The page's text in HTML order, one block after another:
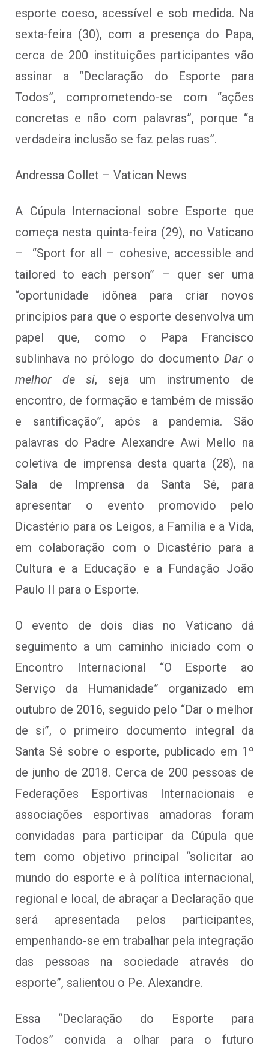
esporte coeso, acessível e sob medida. Na
sexta-feira (30), com a presença do Papa,
cerca de 200 instituições participantes vão
assinar a “Declaração do Esporte para
Todos”, comprometendo-se com “ações
concretas e não com palavras”, porque “a
verdadeira inclusão se faz pelas ruas”.
Andressa Collet – Vatican News
A Cúpula Internacional sobre Esporte que
começa nesta quinta-feira (29), no Vaticano
– “Sport for all – cohesive, accessible and
tailored to each person” – quer ser uma
“oportunidade idônea para criar novos
princípios para que o esporte desenvolva um
papel que, como o Papa Francisco
sublinhava no prólogo do documento Dar o
melhor de si, seja um instrumento de
encontro, de formação e também de missão
e santificação”, após a pandemia. São
palavras do Padre Alexandre Awi Mello na
coletiva de imprensa desta quarta (28), na
Sala de Imprensa da Santa Sé, para
apresentar o evento promovido pelo
Dicastério para os Leigos, a Família e a Vida,
em colaboração com o Dicastério para a
Cultura e a Educação e a Fundação João
Paulo II para o Esporte.
O evento de dois dias no Vaticano dá
seguimento a um caminho iniciado com o
Encontro Internacional “O Esporte ao
Serviço da Humanidade” organizado em
outubro de 2016, seguido pelo “Dar o melhor
de si”, o primeiro documento integral da
Santa Sé sobre o esporte, publicado em 1º
de junho de 2018. Cerca de 200 pessoas de
Federações Esportivas Internacionais e
associações esportivas amadoras foram
convidadas para participar da Cúpula que
tem como objetivo principal “solicitar ao
mundo do esporte e à política internacional,
regional e local, de abraçar a Declaração que
será apresentada pelos participantes,
empenhando-se em trabalhar pela integração
das pessoas na sociedade através do
esporte”, salientou o Pe. Alexandre.
Essa “Declaração do Esporte para
Todos” convida a olhar para o futuro